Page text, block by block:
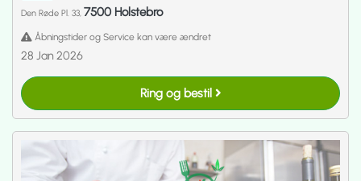
Den Røde Pl. 33, 7500 Holstebro
Åbningstider og Service kan være ændret
28 Jan 2026
Ring og bestil